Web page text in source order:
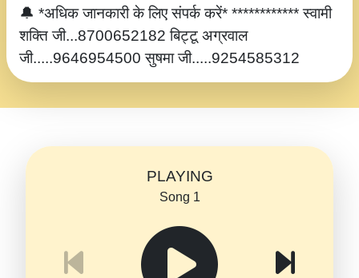
🔔 *अधिक जानकारी के लिए संपर्क करें* ************ स्वामी
शक्ति जी...8700652182 बिट्टू अग्रवाल
जी.....9646954500 सुषमा जी.....9254585312
PLAYING
Song 1